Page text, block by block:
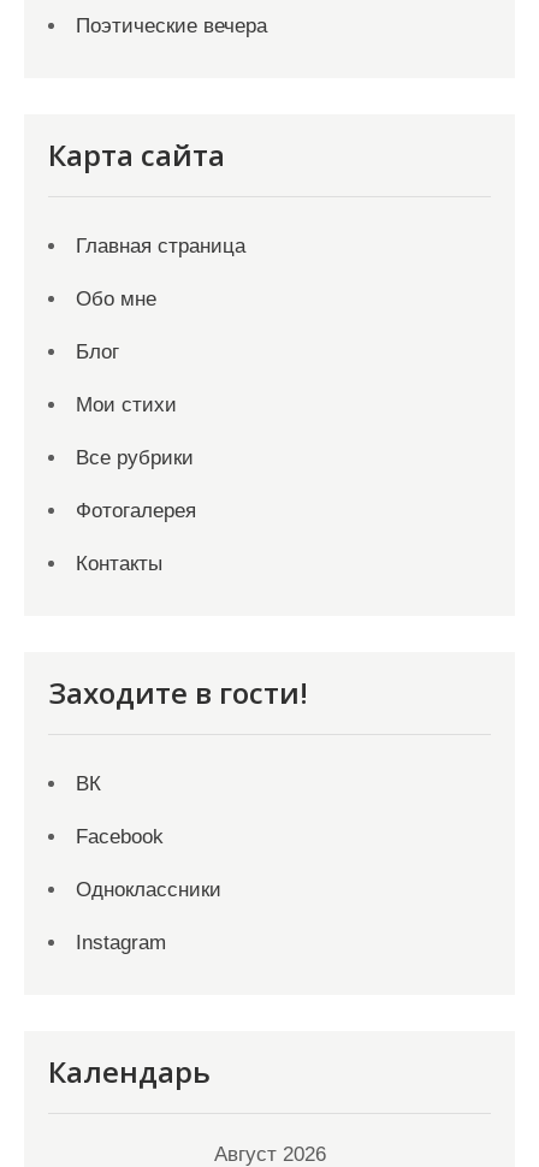
Поэтические вечера
Карта сайта
Главная страница
Обо мне
Блог
Мои стихи
Все рубрики
Фотогалерея
Контакты
Заходите в гости!
ВК
Facebook
Одноклассники
Instagram
Календарь
Август 2026